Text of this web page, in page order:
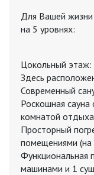
Для Вашей
на 5 уровнях:
Цокольный этаж:
Здесь
Современный
Роскошная
комнатой
Просторный
помещениями
Функциональная
машинами и 1